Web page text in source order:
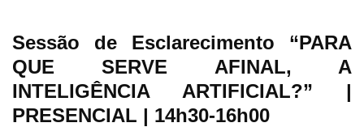
Sessão de Esclarecimento “PARA
QUE SERVE AFINAL, A
INTELIGÊNCIA ARTIFICIAL?” |
PRESENCIAL | 14h30-16h00